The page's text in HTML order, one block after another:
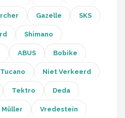
Gazelle SKS
Shimano
ABUS Bobike
Tucano Niet Verkeerd
Tektro Deda
Müller Vredestein